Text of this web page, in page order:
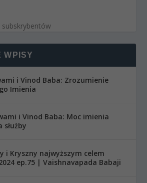
subskrybentów
WPISY
i Vinod Baba: Zrozumienie
Imienia
i Vinod Baba: Moc imienia
służby
i Kryszny najwyższym celem
ep.75 | Vaishnavapada Babaji